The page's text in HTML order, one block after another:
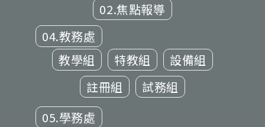
02.焦點報導
04.教務處
教學組
特教組
設備組
註冊組
試務組
05.學務處